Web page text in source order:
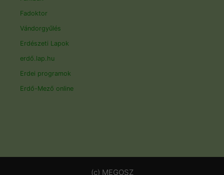
Fadoktor
Vándorgyűlés
Erdészeti Lapok
erdő.lap.hu
Erdei programok
Erdő-Mező online
(c) MEGOSZ